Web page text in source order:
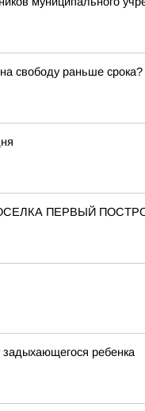
свободу раньше срока?
ПЕРВЫЙ
ребенка